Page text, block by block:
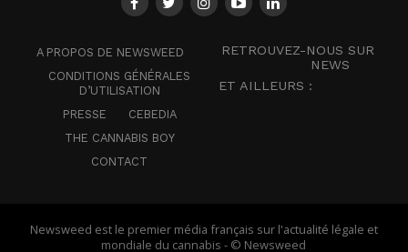
A PROPOS DE NEWSWEED
CONDITIONS GÉNÉRALES
D’UTILISATION
PRESSE
CEBEDIA
THE CANNABIS BOY
CONTACT
RETROUVEZ-NOUS SUR
NEWS
ET AILLEURS :
Newsweed est le premier média français sur l'actualité légale et
mondiale du cannabis - © Newsweed